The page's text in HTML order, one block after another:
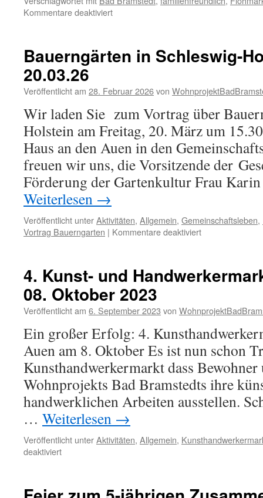
Kommentare deaktiviertfür
auf
Bauerngärten in Schleswig-
20.03.26
Veröffentlicht am 28. Februar 2026von
Wir laden Sie zum Vortrag über
Holstein am Freitag, 20. März um
Haus an den Auen in den
freuen wir uns, die Vorsitzende der
Förderung der Gartenkultur Frau
Weiterlesen →
Veröffentlicht unterAktivitäten, Allgemein, Gemeinschaftsleben,
Vortrag Bauerngarten | Kommentare deaktiviertfür
Holstein
20.03.26
4. Kunst- und
08. Oktober 2023
Veröffentlicht am 6. September 2023 von
Ein großer Erfolg: 4.
Auen am 8. Oktober Es ist nun schon
Kunsthandwerkermarkt dass Bewohner
Wohnprojekts Bad Bramstedts ihre
handwerklichen Arbeiten ausstellen.
… Weiterlesen →
Veröffentlicht unterAktivitäten, Allgemein,
deaktiviertfür